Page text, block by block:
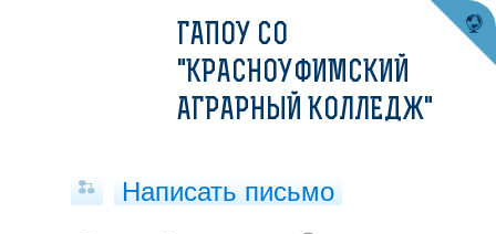
ГАПОУ СО
"КРАСНОУФИМСКИЙ
АГРАРНЫЙ КОЛЛЕДЖ"
Написать письмо